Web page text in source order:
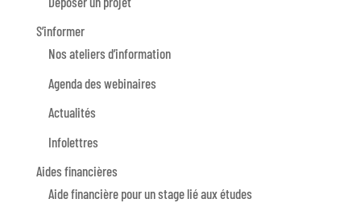
S’informer
Nos ateliers d’information
Agenda des webinaires
Actualités
Infolettres
Aides financières
Aide financière pour un stage lié aux études